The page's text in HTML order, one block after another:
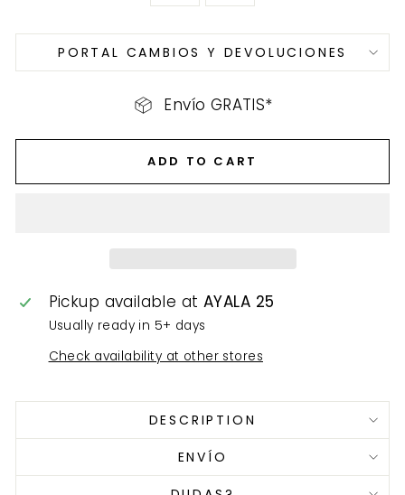
PORTAL CAMBIOS Y DEVOLUCIONES
Envío GRATIS*
ADD TO CART
Pickup available atAYALA 25
Usually ready in 5+ days
Check availability at other stores
DESCRIPTION
ENVÍO